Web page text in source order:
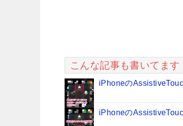
こんな記事も書いてます
iPhoneの
iPhoneの